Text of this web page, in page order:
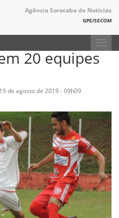
Agência Sorocaba de Notícias
GPE/SECOM
20 equipes
de agosto de 2019 - 09h09